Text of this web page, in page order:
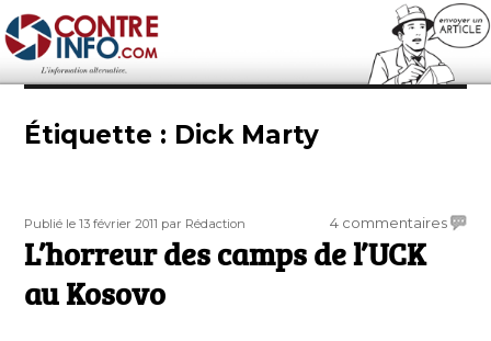
Contre-Info
Étiquette : Dick Marty
Publié
le
Publié le 13 février 2011 Auteur
par Rédaction 4 commentairessur
L’horreur des camps de l’UCK
au Kosovo